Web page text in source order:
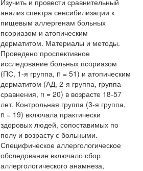
Изучить и провести сравнительный
анализ спектра сенсибилизации к
пищевым аллергенам больных
псориазом и атопическим
дерматитом. Материалы и методы.
Проведено проспективное
исследование больных псориазом
(ПС, 1-я группа, n = 51) и атопическим
дерматитом (АД, 2-я группа, группа
сравнения, n = 20) в возрасте 18-57
лет. Контрольная группа (3-я группа,
n = 19) включала практически
здоровых людей, сопоставимых по
полу и возрасту с больными.
Специфическое аллергологическое
обследование включало сбор
аллергологического анамнеза,